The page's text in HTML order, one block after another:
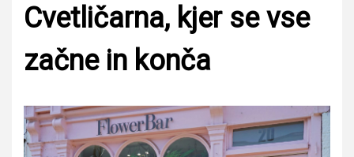
Cvetličarna, kjer se vse
začne in konča